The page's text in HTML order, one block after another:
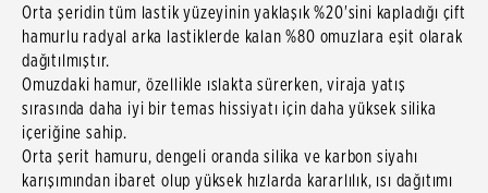
Orta şeridin tüm lastik yüzeyinin yaklaşık %20'sini kapladığı çift
hamurlu radyal arka lastiklerde kalan %80 omuzlara eşit olarak
dağıtılmıştır.
Omuzdaki hamur, özellikle ıslakta sürerken, viraja yatış
sırasında daha iyi bir temas hissiyatı için daha yüksek silika
içeriğine sahip.
Orta şerit hamuru, dengeli oranda silika ve karbon siyahı
karışımından ibaret olup yüksek hızlarda kararlılık, ısı dağıtımı